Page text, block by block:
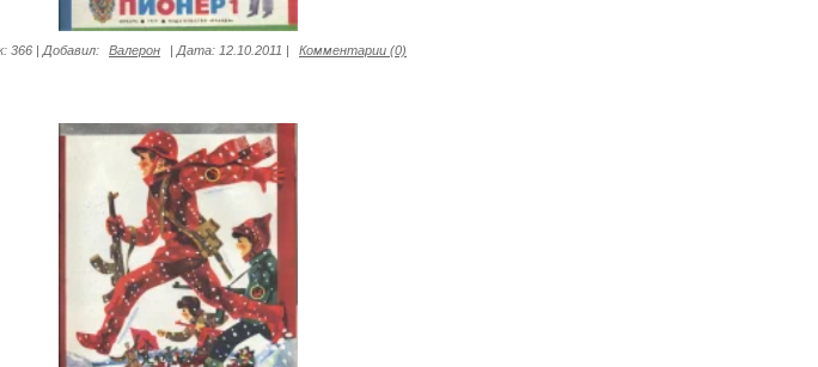
366 | Добавил: Валерон | Дата: 12.10.2011 | Комментарии (0)